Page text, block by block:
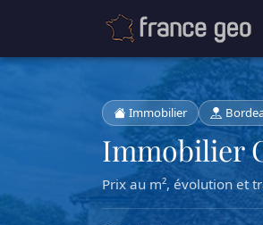
Immobilier
Immobilier
Prix au m², évolution et